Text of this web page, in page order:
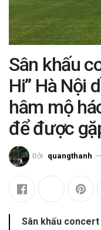
Sân khấu
Hi” Hà Nội
hâm mộ
để được
Bởi quangthanh
Sân khấu concert